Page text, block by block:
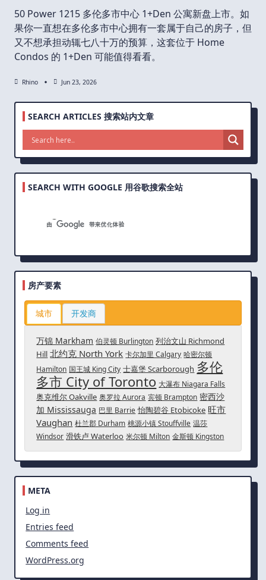
50 Power 1215 多伦多市中心 1+Den 公寓新盘上市。如
果你一直想在多伦多市中心拥有一套属于自己的房子，但
又不想承担动辄七八十万的预算，这套位于 Home
Condos 的 1+Den 可能值得看看。
Rhino Jun 23, 2026
SEARCH ARTICLES 搜索站内文章
SEARCH WITH GOOGLE 用谷歌搜索全站
房产要素
城市 开发商
万锦 Markham 伯灵顿 Burlington 列治文山 Richmond
Hill 北约克 North York 卡尔加里 Calgary 哈密尔顿
Hamilton 国王城 King City 士嘉堡 Scarborough 多伦
多市 City of Toronto 大瀑布 Niagara Falls
奥克维尔 Oakville 奥罗拉 Aurora 宾顿 Brampton 密西沙
加 Mississauga 巴里 Barrie 怡陶碧谷 Etobicoke 旺市
Vaughan 杜兰郡 Durham 桃源小镇 Stouffville 温莎
Windsor 滑铁卢 Waterloo 米尔顿 Milton 金斯顿 Kingston
META
Log in
Entries feed
Comments feed
WordPress.org